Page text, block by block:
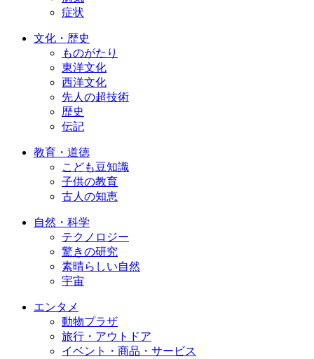
症状
文化・歴史
ものがたり
東洋文化
西洋文化
先人の超技術
歴史
伝記
教育・道徳
こども豆知識
子供の教育
古人の知恵
自然・科学
テクノロジー
驚きの研究
素晴らしい自然
宇宙
エンタメ
動物プラザ
旅行・アウトドア
イベント・商品・サービス